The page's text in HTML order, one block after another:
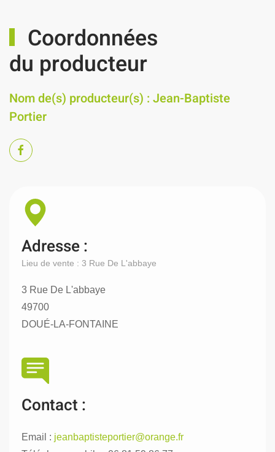
Coordonnées
du producteur
Nom de(s) producteur(s) : Jean-Baptiste
Portier
Adresse :
Lieu de vente : 3 Rue De L'abbaye
3 Rue De L'abbaye
49700
DOUÉ-LA-FONTAINE
Contact :
Email : jeanbaptisteportier@orange.fr